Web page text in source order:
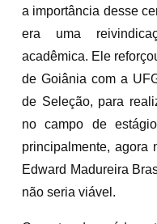
a importância desse
era uma
acadêmica. Ele
de Goiânia com a
de Seleção, para
no campo de
principalmente, agora
Edward Madureira
não seria viável.